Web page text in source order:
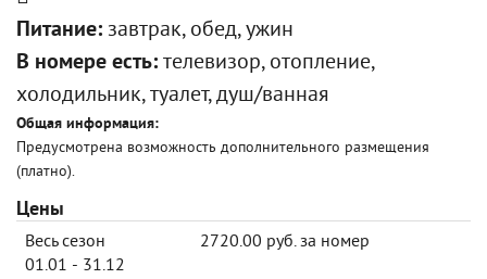
Питание: завтрак, обед, ужин
В номере есть: телевизор, отопление,
холодильник, туалет, душ/ванная
Общая информация:
Предусмотрена возможность дополнительного размещения
(платно).
Цены
Весь сезон
01.01 - 31.12
2720.00 руб. за номер